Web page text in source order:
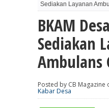
Sediakan Layanan
BKAM
Sediakan
Ambulans
Posted by CB
Kabar Desa